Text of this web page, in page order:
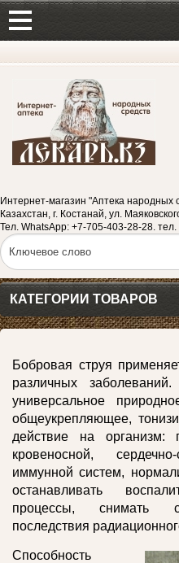
Интернет-магазин "Аптека народных
Казахстан, г. Костанай, ул.
Тел. WhatsApp: +7-705-403-28-28.
КАТЕГОРИИ ТОВАРОВ
Бобровая струя
различных
универсальное
общеукрепляющее,
действие на организм:
кровеносной,
иммунной систем,
останавливать
процессы, снимать
последствия
Способность